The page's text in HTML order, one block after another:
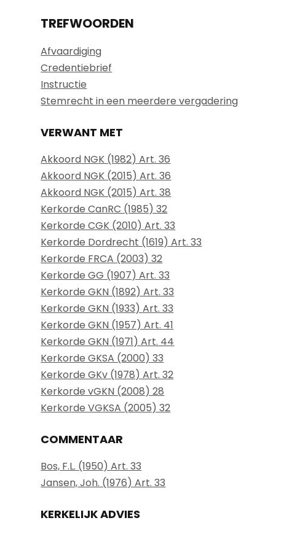
TREFWOORDEN
Afvaardiging
Credentiebrief
Instructie
Stemrecht in een meerdere vergadering
VERWANT MET
Akkoord NGK (1982) Art. 36
Akkoord NGK (2015) Art. 36
Akkoord NGK (2015) Art. 38
Kerkorde CanRC (1985) 32
Kerkorde CGK (2010) Art. 33
Kerkorde Dordrecht (1619) Art. 33
Kerkorde FRCA (2003) 32
Kerkorde GG (1907) Art. 33
Kerkorde GKN (1892) Art. 33
Kerkorde GKN (1933) Art. 33
Kerkorde GKN (1957) Art. 41
Kerkorde GKN (1971) Art. 44
Kerkorde GKSA (2000) 33
Kerkorde GKv (1978) Art. 32
Kerkorde vGKN (2008) 28
Kerkorde VGKSA (2005) 32
COMMENTAAR
Bos, F.L. (1950) Art. 33
Jansen, Joh. (1976) Art. 33
KERKELIJK ADVIES